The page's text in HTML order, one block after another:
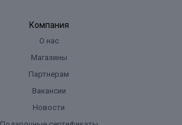
Компания
О нас
Магазины
Партнерам
Вакансии
Новости